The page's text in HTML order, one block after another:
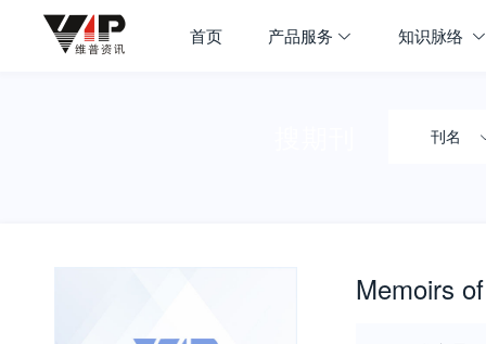
首页 产品服务 知识脉络
刊名
Memoirs